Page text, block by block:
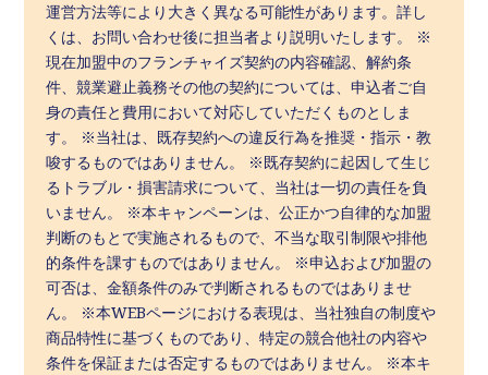
運営方法等により大きく異なる可能性があります。詳し
くは、お問い合わせ後に担当者より説明いたします。 ※
現在加盟中のフランチャイズ契約の内容確認、解約条
件、競業避止義務その他の契約については、申込者ご自
身の責任と費用において対応していただくものとしま
す。 ※当社は、既存契約への違反行為を推奨・指示・教
唆するものではありません。 ※既存契約に起因して生じ
るトラブル・損害請求について、当社は一切の責任を負
いません。 ※本キャンペーンは、公正かつ自律的な加盟
判断のもとで実施されるもので、不当な取引制限や排他
的条件を課すものではありません。 ※申込および加盟の
可否は、金額条件のみで判断されるものではありませ
ん。 ※本WEBページにおける表現は、当社独自の制度や
商品特性に基づくものであり、特定の競合他社の内容や
条件を保証または否定するものではありません。 ※本キ